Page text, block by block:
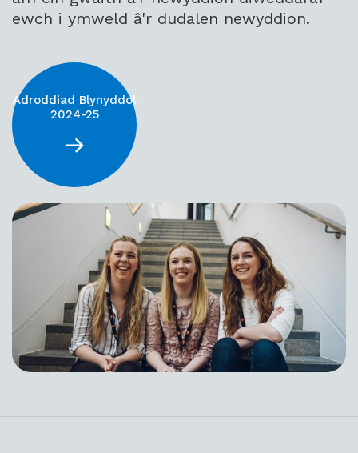
ewch i ymweld â'r dudalen newyddion.
Adroddiad Blynyddol
2024-25